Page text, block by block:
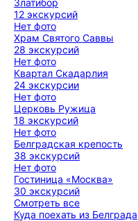
Златибор
12 экскурсий
Нет фото
Храм Святого Саввы
28 экскурсий
Нет фото
Квартал Скадарлия
24 экскурсии
Нет фото
Церковь Ружица
18 экскурсий
Нет фото
Белградская крепость
38 экскурсий
Нет фото
Гостиница «Москва»
30 экскурсий
Смотреть все
Куда поехать из Белграда